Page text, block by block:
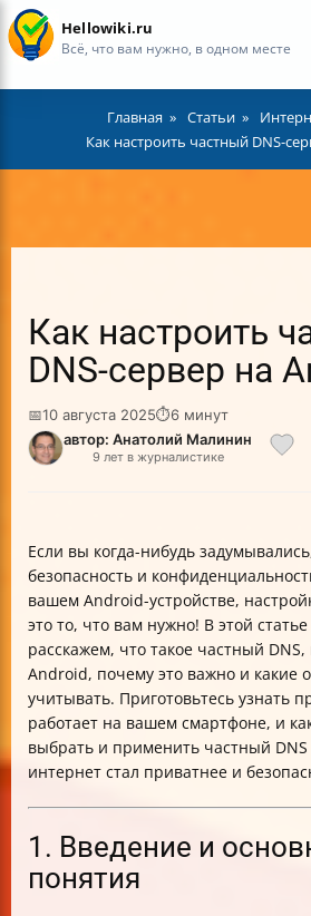
Hellowiki.ru
Всё, что вам нужно, в одном месте
Главная Статьи
Как настроить частный DNS-
Как настроить
DNS-сервер на
📅10 августа 2025⏱6 минут
автор: Анатолий Малинин
9 лет в журналистике
Если вы когда-нибудь
безопасность и
вашем Android-устройстве,
это то, что вам нужно! В этой
расскажем, что такое частный DNS,
Android, почему это важно и какие
учитывать. Приготовьтесь узнать
работает на вашем смартфоне, и
выбрать и применить частный
интернет стал приватнее и
1. Введение и
понятия